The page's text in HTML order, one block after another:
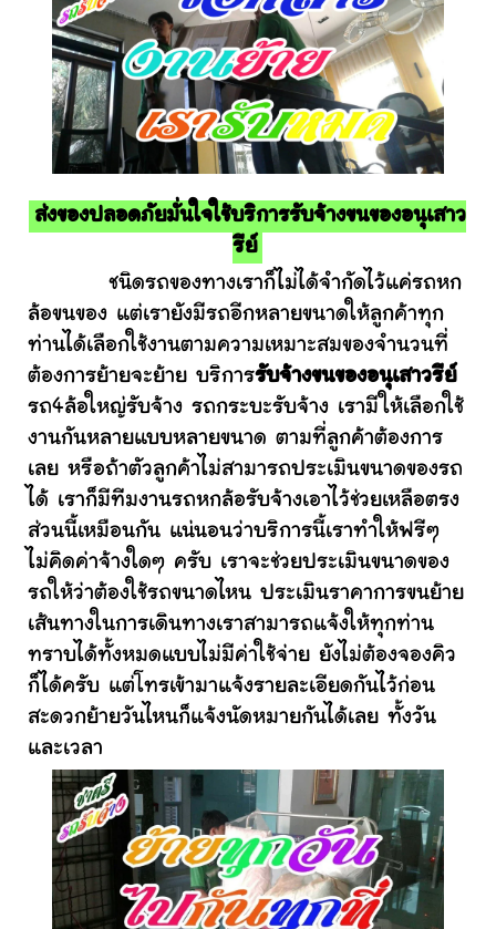
ส่งของปลอดภัยมั่นใจใช้บริการรับจ้างขนของอนุเสาว
รีย์
ชนิดรถของทางเราก็ไม่ได้จำกัดไว้แค่รถหก
ล้อขนของ แต่เรายังมีรถอีกหลายขนาดให้ลูกค้าทุก
ท่านได้เลือกใช้งานตามความเหมาะสมของจำนวนที่
ต้องการย้ายจะย้าย บริการรับจ้างขนของอนุเสาวรีย์
รถ4ล้อใหญ่รับจ้าง รถกระบะรับจ้าง เรามีให้เลือกใช้
งานกันหลายแบบหลายขนาด ตามที่ลูกค้าต้องการ
เลย หรือถ้าตัวลูกค้าไม่สามารถประเมินขนาดของรถ
ได้ เราก็มีทีมงานรถหกล้อรับจ้างเอาไว้ช่วยเหลือตรง
ส่วนนี้เหมือนกัน แน่นอนว่าบริการนี้เราทำให้ฟรีๆ
ไม่คิดค่าจ้างใดๆ ครับ เราจะช่วยประเมินขนาดของ
รถให้ว่าต้องใช้รถขนาดไหน ประเมินราคาการขนย้าย
เส้นทางในการเดินทางเราสามารถแจ้งให้ทุกท่าน
ทราบได้ทั้งหมดแบบไม่มีค่าใช้จ่าย ยังไม่ต้องจองคิว
ก็ได้ครับ แต่โทรเข้ามาแจ้งรายละเอียดกันไว้ก่อน
สะดวกย้ายวันไหนก็แจ้งนัดหมายกันได้เลย ทั้งวัน
และเวลา